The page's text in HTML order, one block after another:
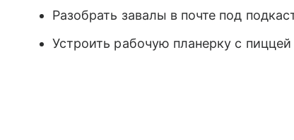
Разобрать завалы в почте под
Устроить рабочую планерку с